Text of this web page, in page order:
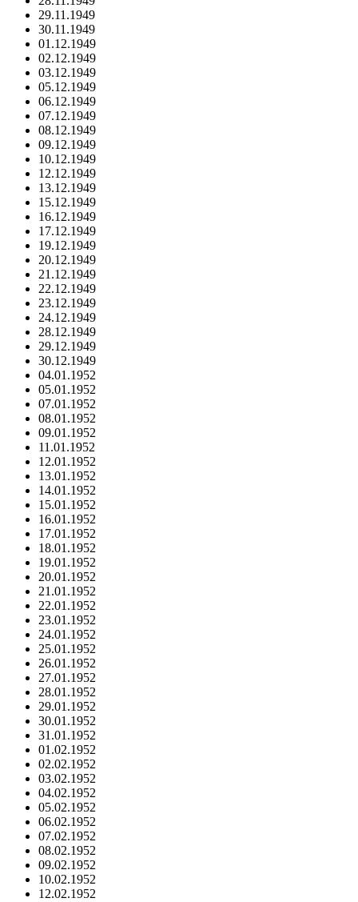
29.11.1949
30.11.1949
01.12.1949
02.12.1949
03.12.1949
05.12.1949
06.12.1949
07.12.1949
08.12.1949
09.12.1949
10.12.1949
12.12.1949
13.12.1949
15.12.1949
16.12.1949
17.12.1949
19.12.1949
20.12.1949
21.12.1949
22.12.1949
23.12.1949
24.12.1949
28.12.1949
29.12.1949
30.12.1949
04.01.1952
05.01.1952
07.01.1952
08.01.1952
09.01.1952
11.01.1952
12.01.1952
13.01.1952
14.01.1952
15.01.1952
16.01.1952
17.01.1952
18.01.1952
19.01.1952
20.01.1952
21.01.1952
22.01.1952
23.01.1952
24.01.1952
25.01.1952
26.01.1952
27.01.1952
28.01.1952
29.01.1952
30.01.1952
31.01.1952
01.02.1952
02.02.1952
03.02.1952
04.02.1952
05.02.1952
06.02.1952
07.02.1952
08.02.1952
09.02.1952
10.02.1952
12.02.1952